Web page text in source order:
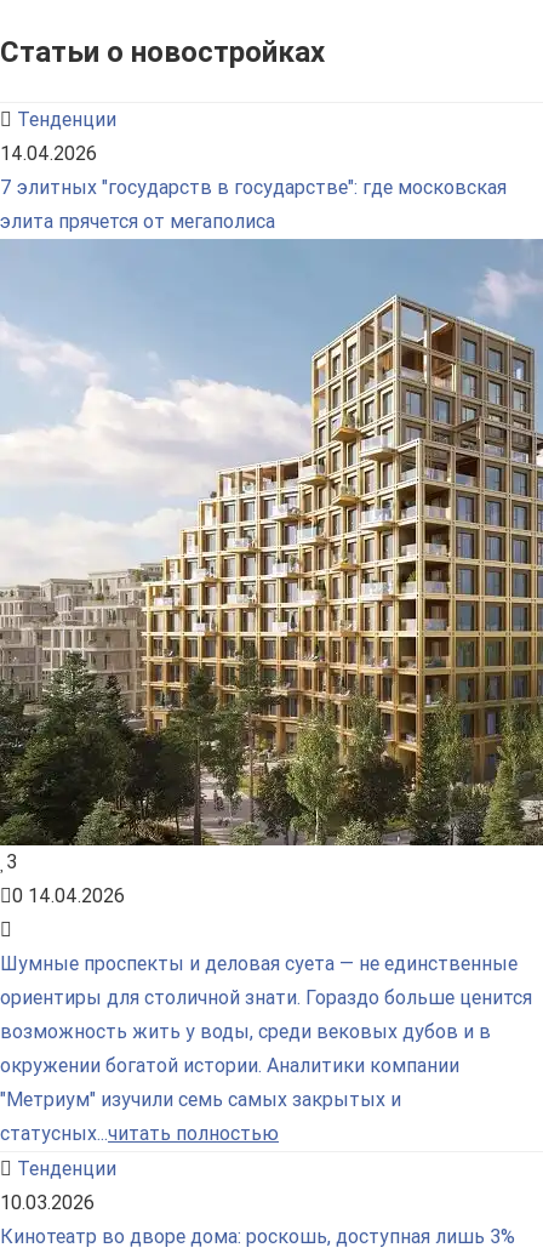
Статьи о новостройках
Тенденции
14.04.2026
7 элитных "государств в государстве": где московская
элита прячется от мегаполиса
3
0 14.04.2026
Шумные проспекты и деловая суета — не единственные
ориентиры для столичной знати. Гораздо больше ценится
возможность жить у воды, среди вековых дубов и в
окружении богатой истории. Аналитики компании
"Метриум" изучили семь самых закрытых и
статусных...читать полностью
Тенденции
10.03.2026
Кинотеатр во дворе дома: роскошь, доступная лишь 3%